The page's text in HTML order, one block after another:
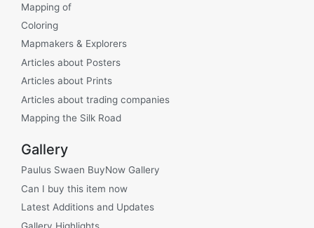
Mapping of
Coloring
Mapmakers & Explorers
Articles about Posters
Articles about Prints
Articles about trading companies
Mapping the Silk Road
Gallery
Paulus Swaen BuyNow Gallery
Can I buy this item now
Latest Additions and Updates
Gallery Highlights